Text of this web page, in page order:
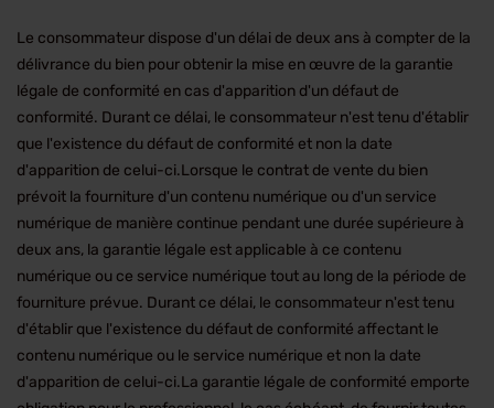
Le consommateur dispose d'un délai de deux ans à compter de la
délivrance du bien pour obtenir la mise en œuvre de la garantie
légale de conformité en cas d'apparition d'un défaut de
conformité. Durant ce délai, le consommateur n'est tenu d'établir
que l'existence du défaut de conformité et non la date
d'apparition de celui-ci.Lorsque le contrat de vente du bien
prévoit la fourniture d'un contenu numérique ou d'un service
numérique de manière continue pendant une durée supérieure à
deux ans, la garantie légale est applicable à ce contenu
numérique ou ce service numérique tout au long de la période de
fourniture prévue. Durant ce délai, le consommateur n'est tenu
d'établir que l'existence du défaut de conformité affectant le
contenu numérique ou le service numérique et non la date
d'apparition de celui-ci.La garantie légale de conformité emporte